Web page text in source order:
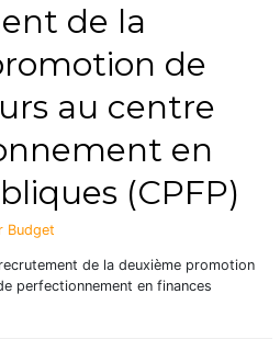
de la
de
au centre
en
(CPFP)
Budget
de la deuxième promotion
perfectionnement en finances